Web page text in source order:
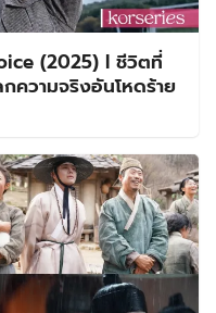
(2025) l ชีวิตที่
ความจริงอันโหดร้าย